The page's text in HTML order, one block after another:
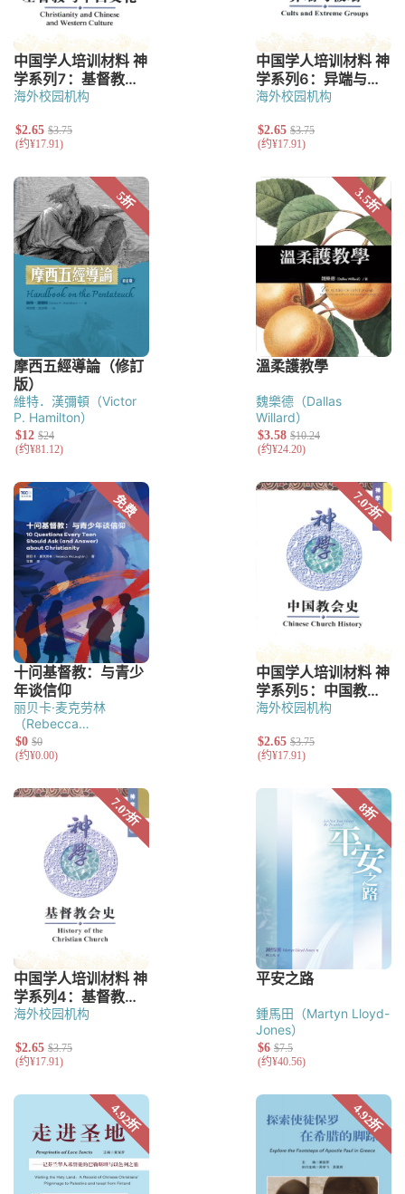
海外校园机构 海外校园机构
維特．漢彌頓（Victor
P. Hamilton）
魏樂德（Dallas
Willard）
丽贝卡·麦克劳林
（Rebecca
McLaughlin）
海外校园机构
海外校园机构
鍾馬田（Martyn Lloyd-
Jones）